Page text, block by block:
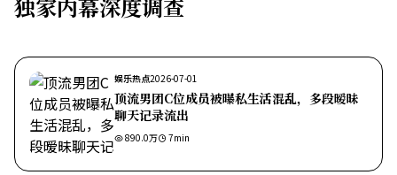
独家内幕深度调查
娱乐热点2026-07-01
顶流男团C位成员被曝私生活混乱，多段暧昧
聊天记录流出
890.0万 7min